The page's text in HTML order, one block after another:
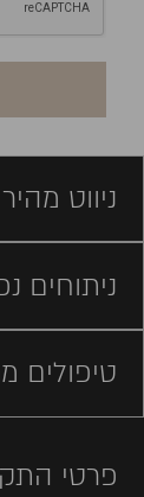
ניווט מהיר
ניתוחים
טיפולים
פרטי